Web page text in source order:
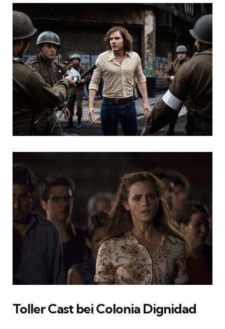
Toller Cast bei Colonia Dignidad